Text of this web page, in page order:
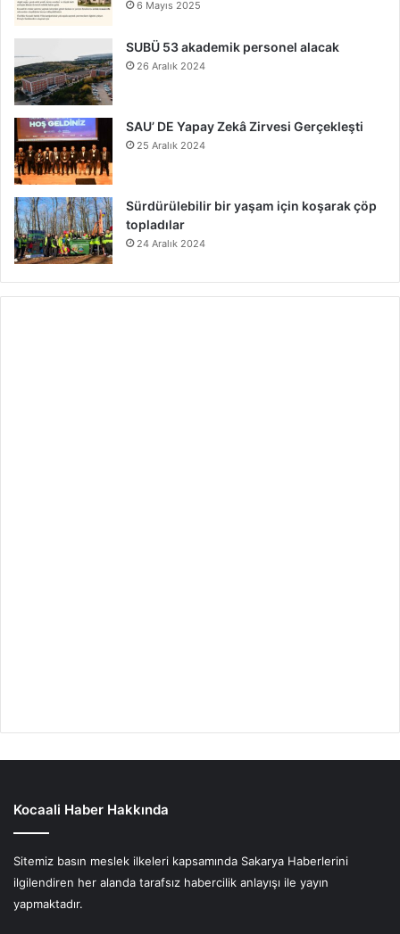
6 Mayıs 2025
SUBÜ 53 akademik personel alacak
26 Aralık 2024
SAU’ DE Yapay Zekâ Zirvesi Gerçekleşti
25 Aralık 2024
Sürdürülebilir bir yaşam için koşarak çöp
topladılar
24 Aralık 2024
Kocaali Haber Hakkında
Sitemiz basın meslek ilkeleri kapsamında Sakarya Haberlerini
ilgilendiren her alanda tarafsız habercilik anlayışı ile yayın
yapmaktadır.